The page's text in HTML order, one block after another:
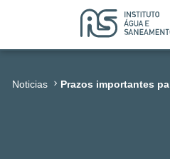
Noticias Prazos importantes